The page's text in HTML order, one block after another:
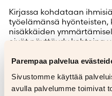
Parempaa palvelua
Sivustomme käyttää
avulla palvelumme toimivat
Kirjassa kohdataan
työelämänsä hyönteisten,
nisäkkäiden
eivät näyttäydy kohteina
osaavat lukea meitä
Ammattina eläimetsopii